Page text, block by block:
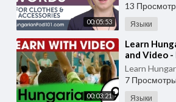
00:05:53
13
Языки
00:03:21
⁣Learn
and Video
Classroom 2
Learn
7 Просмотры
Языки